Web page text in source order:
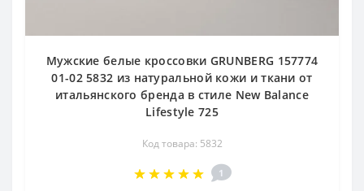
Мужские белые кроссовки GRUNBERG 157774
01-02 5832 из натуральной кожи и ткани от
итальянского бренда в стиле New Balance
Lifestyle 725
Код товара: 5832
1